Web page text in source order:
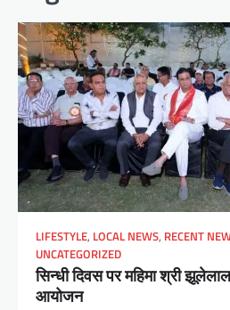
LIFESTYLE, LOCAL NEWS, RECENT
UNCATEGORIZED
सिन्धी दिवस पर महिमा श्री
आयोजन